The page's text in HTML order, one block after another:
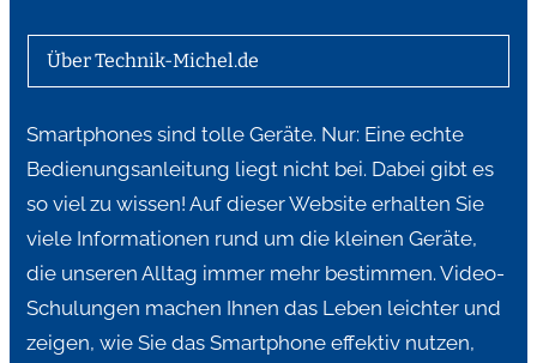
Über Technik-Michel.de
Smartphones sind tolle Geräte. Nur: Eine echte
Bedienungsanleitung liegt nicht bei. Dabei gibt es
so viel zu wissen! Auf dieser Website erhalten Sie
viele Informationen rund um die kleinen Geräte,
die unseren Alltag immer mehr bestimmen. Video-
Schulungen machen Ihnen das Leben leichter und
zeigen, wie Sie das Smartphone effektiv nutzen,